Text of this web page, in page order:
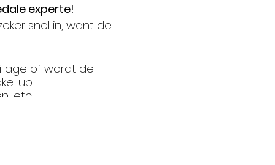
experte!
snel in, want de
of wordt de
up.
etc...
vervolgens breng jij